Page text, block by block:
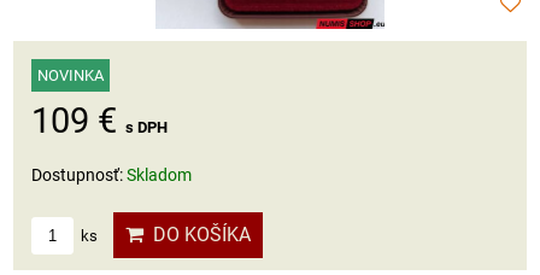
NOVINKA
109 € s DPH
Dostupnosť:Skladom
ks DO KOŠÍKA